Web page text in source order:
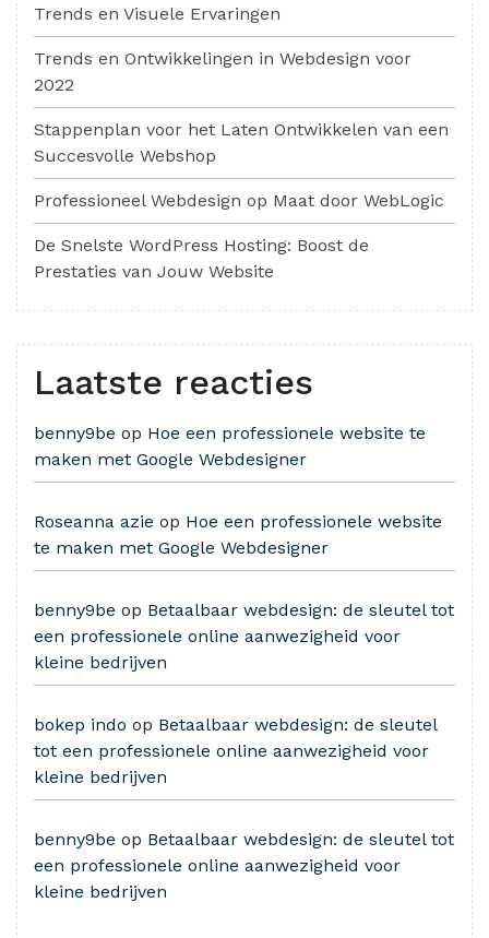
Trends en Visuele Ervaringen
Trends en Ontwikkelingen in Webdesign voor
2022
Stappenplan voor het Laten Ontwikkelen van een
Succesvolle Webshop
Professioneel Webdesign op Maat door WebLogic
De Snelste WordPress Hosting: Boost de
Prestaties van Jouw Website
Laatste reacties
benny9be op Hoe een professionele website te
maken met Google Webdesigner
Roseanna azie op Hoe een professionele website
te maken met Google Webdesigner
benny9be op Betaalbaar webdesign: de sleutel tot
een professionele online aanwezigheid voor
kleine bedrijven
bokep indo op Betaalbaar webdesign: de sleutel
tot een professionele online aanwezigheid voor
kleine bedrijven
benny9be op Betaalbaar webdesign: de sleutel tot
een professionele online aanwezigheid voor
kleine bedrijven